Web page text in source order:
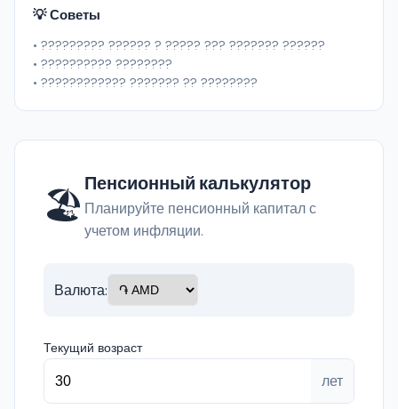
🏖️ Пенсионный калькулятор
Планируйте пенсионный капитал с
учетом инфляции.
Валюта:
Текущий возраст
лет
💡 Советы
• ????????? ?????? ? ????? ??? ??????? ??????
• ?????????? ????????
• ???????????? ??????? ?? ????????